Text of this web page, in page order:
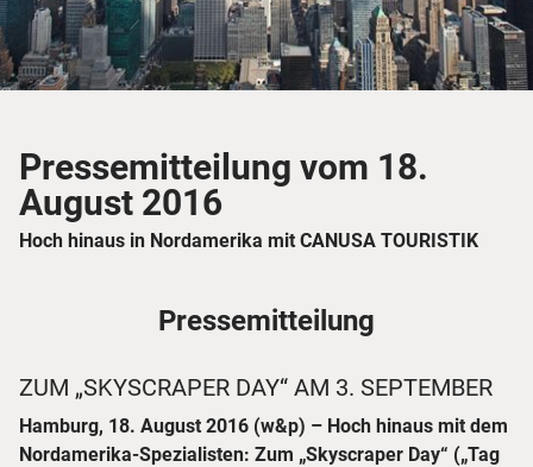
Service
Pressemitteilung vom 18.
August 2016
Hoch hinaus in Nordamerika mit CANUSA TOURISTIK
Pressemitteilung
ZUM „SKYSCRAPER DAY“ AM 3. SEPTEMBER
Hamburg, 18. August 2016 (w&p) – Hoch hinaus mit dem
Nordamerika-Spezialisten: Zum „Skyscraper Day“ („Tag